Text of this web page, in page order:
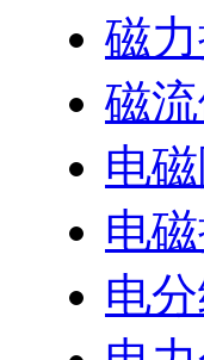
磁
磁
电
电
电